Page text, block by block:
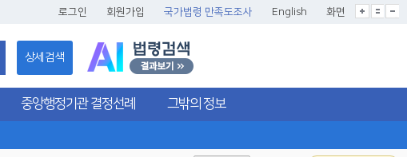
로그인 회원가입 국가법령 만족도조사 English 화면
글씨크기확대
글씨크기확대초기화
글씨크기축소
상세검색
중앙행정기관 결정선례 그밖의 정보